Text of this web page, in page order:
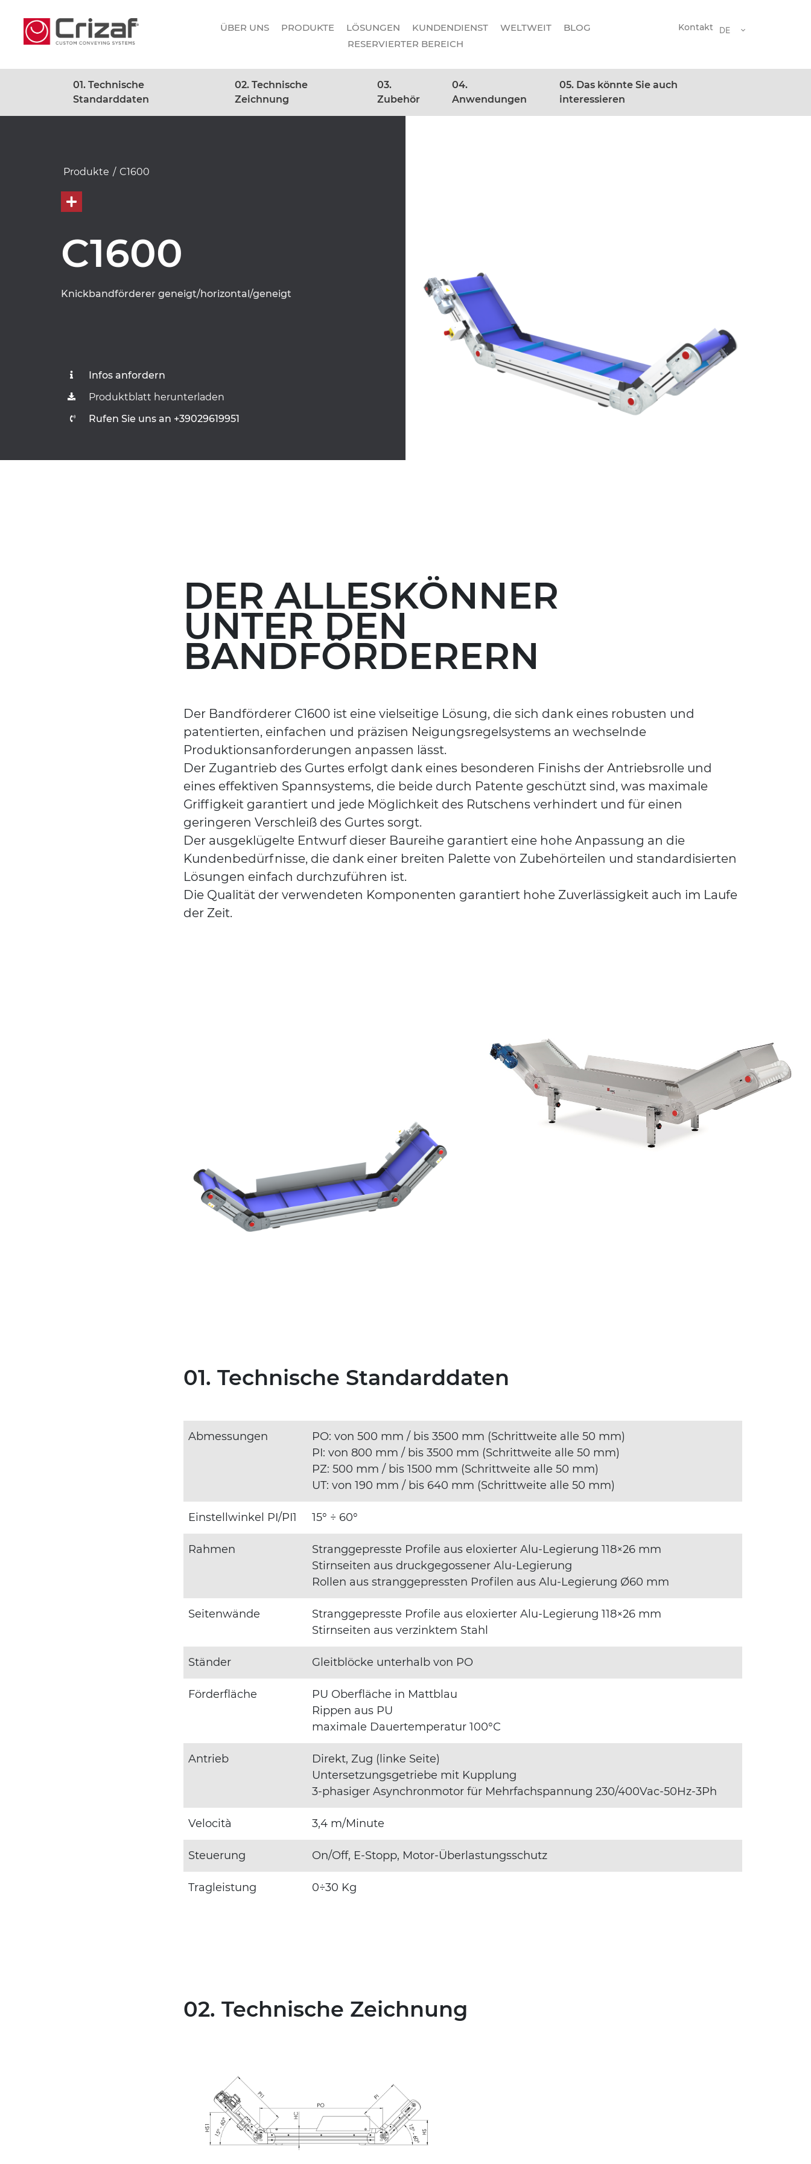
ÜBER UNS PRODUKTE LÖSUNGEN KUNDENDIENST WELTWEIT
BLOG
RESERVIERTER BEREICH
Kontakt DE
01. Technische
Standarddaten
02. Technische
Zeichnung
03.
Zubehör
04.
Anwendungen
05. Das könnte Sie auch
interessieren
Produkte / C1600
C1600
Knickbandförderer geneigt/horizontal/geneigt
Infos anfordern
Produktblatt herunterladen
Rufen Sie uns an +39029619951
DER ALLESKÖNNER
UNTER DEN
BANDFÖRDERERN
Der Bandförderer C1600 ist eine vielseitige Lösung, die sich dank eines robusten und
patentierten, einfachen und präzisen Neigungsregelsystems an wechselnde
Produktionsanforderungen anpassen lässt.
Der Zugantrieb des Gurtes erfolgt dank eines besonderen Finishs der Antriebsrolle und
eines effektiven Spannsystems, die beide durch Patente geschützt sind, was maximale
Griffigkeit garantiert und jede Möglichkeit des Rutschens verhindert und für einen
geringeren Verschleiß des Gurtes sorgt.
Der ausgeklügelte Entwurf dieser Baureihe garantiert eine hohe Anpassung an die
Kundenbedürfnisse, die dank einer breiten Palette von Zubehörteilen und standardisierten
Lösungen einfach durchzuführen ist.
Die Qualität der verwendeten Komponenten garantiert hohe Zuverlässigkeit auch im Laufe
der Zeit.
01. Technische Standarddaten
Abmessungen
PO: von 500 mm / bis 3500 mm (Schrittweite alle 50 mm)
PI: von 800 mm / bis 3500 mm (Schrittweite alle 50 mm)
PZ: 500 mm / bis 1500 mm (Schrittweite alle 50 mm)
UT: von 190 mm / bis 640 mm (Schrittweite alle 50 mm)
Einstellwinkel PI/PI1 15° ÷ 60°
Rahmen
Stranggepresste Profile aus eloxierter Alu-Legierung 118×26 mm
Stirnseiten aus druckgegossener Alu-Legierung
Rollen aus stranggepressten Profilen aus Alu-Legierung Ø60 mm
Seitenwände
Stranggepresste Profile aus eloxierter Alu-Legierung 118×26 mm
Stirnseiten aus verzinktem Stahl
Ständer Gleitblöcke unterhalb von PO
Förderfläche
PU Oberfläche in Mattblau
Rippen aus PU
maximale Dauertemperatur 100°C
Antrieb
Direkt, Zug (linke Seite)
Untersetzungsgetriebe mit Kupplung
3-phasiger Asynchronmotor für Mehrfachspannung 230/400Vac-50Hz-3Ph
Velocità 3,4 m/Minute
Steuerung On/Off, E-Stopp, Motor-Überlastungsschutz
Tragleistung 0÷30 Kg
02. Technische Zeichnung